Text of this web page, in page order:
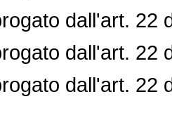
dall'art. 22
dall'art. 22
dall'art. 22